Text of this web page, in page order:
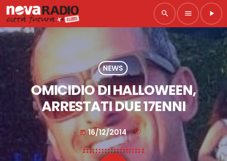
search menu play_arrow
NEWS
OMICIDIO DI HALLOWEEN,
ARRESTATI DUE 17ENNI
today 16/12/2014